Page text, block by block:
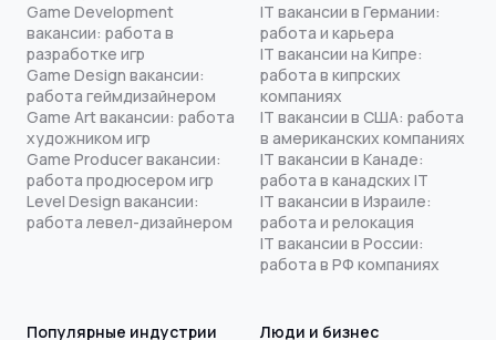
Game Development
вакансии: работа в
разработке игр
Game Design вакансии:
работа геймдизайнером
Game Art вакансии: работа
художником игр
Game Producer вакансии:
работа продюсером игр
Level Design вакансии:
работа левел-дизайнером
IT вакансии в Германии:
работа и карьера
IT вакансии на Кипре:
работа в кипрских
компаниях
IT вакансии в США: работа
в американских компаниях
IT вакансии в Канаде:
работа в канадских IT
IT вакансии в Израиле:
работа и релокация
IT вакансии в России:
работа в РФ компаниях
Популярные индустрии
Люди и бизнес